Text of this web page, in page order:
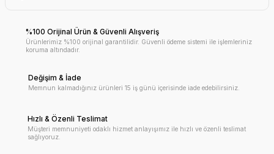
%100 Orijinal Ürün & Güvenli Alışveriş
Ürünlerimiz %100 orijinal garantilidir. Güvenli ödeme sistemi ile işlemleriniz
koruma altındadır.
Değişim & İade
Memnun kalmadığınız ürünleri 15 iş günü içerisinde iade edebilirsiniz.
Hızlı & Özenli Teslimat
Müşteri memnuniyeti odaklı hizmet anlayışımız ile hızlı ve özenli teslimat
sağlıyoruz.